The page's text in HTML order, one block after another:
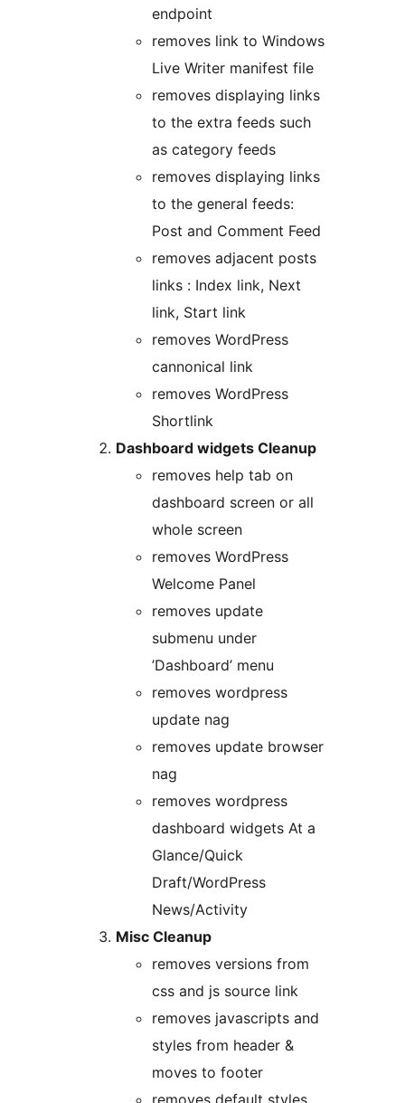
endpoint
removes link to Windows
Live Writer manifest file
removes displaying links
to the extra feeds such
as category feeds
removes displaying links
to the general feeds:
Post and Comment Feed
removes adjacent posts
links : Index link, Next
link, Start link
removes WordPress
cannonical link
removes WordPress
Shortlink
Dashboard widgets Cleanup
removes help tab on
dashboard screen or all
whole screen
removes WordPress
Welcome Panel
removes update
submenu under
’Dashboard’ menu
removes wordpress
update nag
removes update browser
nag
removes wordpress
dashboard widgets At a
Glance/Quick
Draft/WordPress
News/Activity
Misc Cleanup
removes versions from
css and js source link
removes javascripts and
styles from header &
moves to footer